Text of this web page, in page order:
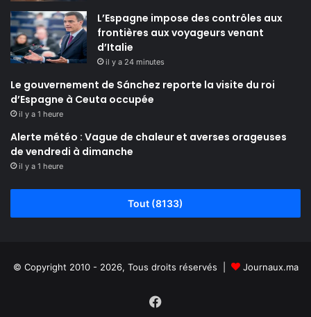
L’Espagne impose des contrôles aux
frontières aux voyageurs venant
d’Italie
il y a 24 minutes
Le gouvernement de Sánchez reporte la visite du roi
d’Espagne à Ceuta occupée
il y a 1 heure
Alerte météo : Vague de chaleur et averses orageuses
de vendredi à dimanche
il y a 1 heure
Tout (8133)
© Copyright 2010 - 2026, Tous droits réservés | Journaux.ma
Facebook